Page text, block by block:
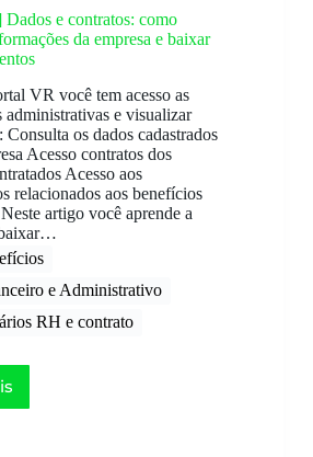
e contratos: como
da empresa e baixar
VR você tem acesso as
administrativas e visualizar
Consulta os dados cadastrados
Acesso contratos dos
Acesso aos
relacionados aos benefícios
artigo você aprende a
e Administrativo
RH e contrato​